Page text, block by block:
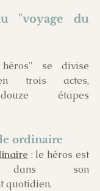
"voyage du
se divise
trois actes,
étapes
ordinaire
: le héros est
dans son
quotidien.